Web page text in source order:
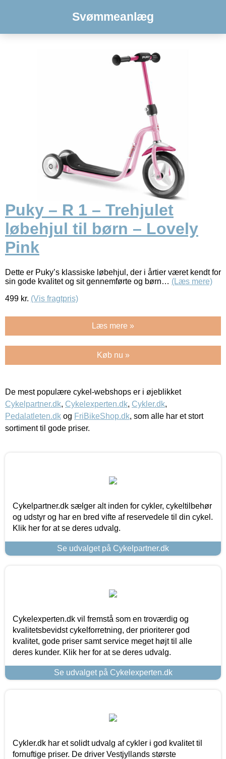
Svømmeanlæg
Puky – R 1 – Trehjulet
løbehjul til børn – Lovely
Pink
Dette er Puky’s klassiske løbehjul, der i årtier været kendt for
sin gode kvalitet og sit gennemførte og børn… (Læs mere)
499 kr. (Vis fragtpris)
Læs mere »
Køb nu »
De mest populære cykel-webshops er i øjeblikket
Cykelpartner.dk, Cykelexperten.dk, Cykler.dk,
Pedalatleten.dk og FriBikeShop.dk, som alle har et stort
sortiment til gode priser.
Cykelpartner.dk sælger alt inden for cykler, cykeltilbehør
og udstyr og har en bred vifte af reservedele til din cykel.
Klik her for at se deres udvalg.
Se udvalget på Cykelpartner.dk
Cykelexperten.dk vil fremstå som en troværdig og
kvalitetsbevidst cykelforretning, der prioriterer god
kvalitet, gode priser samt service meget højt til alle
deres kunder. Klik her for at se deres udvalg.
Se udvalget på Cykelexperten.dk
Cykler.dk har et solidt udvalg af cykler i god kvalitet til
fornuftige priser. De driver Vestjyllands største